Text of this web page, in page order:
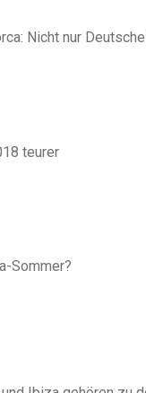
Nicht nur
teurer
Sommer?